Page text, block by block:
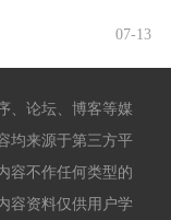
07-13
、论坛、博客等媒
均来源于第三方平
容不作任何类型的
容资料仅供用户学